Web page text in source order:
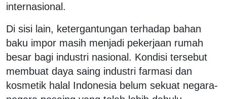
internasional.
Di sisi lain, ketergantungan terhadap bahan
baku impor masih menjadi pekerjaan rumah
besar bagi industri nasional. Kondisi tersebut
membuat daya saing industri farmasi dan
kosmetik halal Indonesia belum sekuat negara-